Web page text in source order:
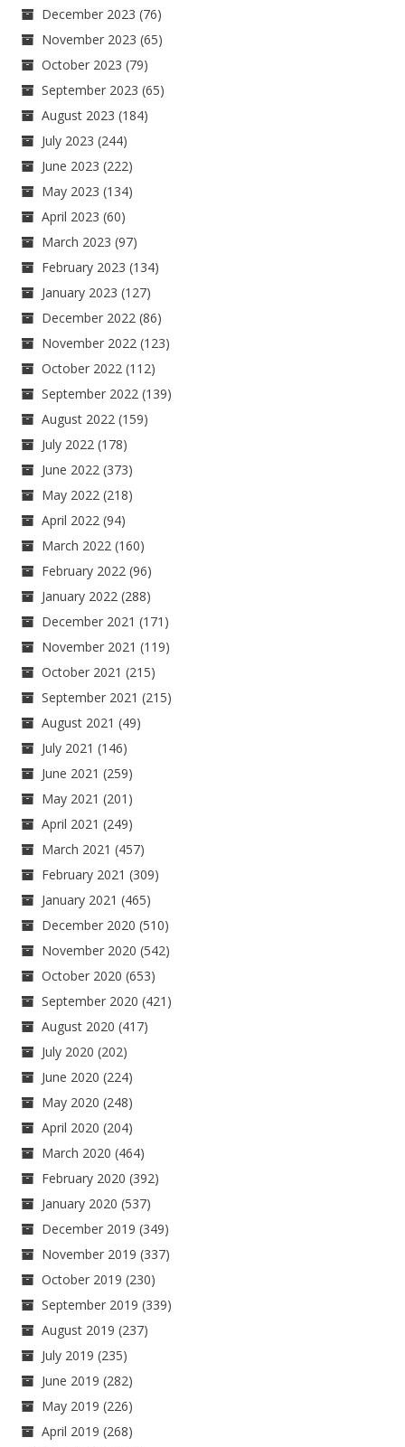
December 2023 (76)
November 2023 (65)
October 2023 (79)
September 2023 (65)
August 2023 (184)
July 2023 (244)
June 2023 (222)
May 2023 (134)
April 2023 (60)
March 2023 (97)
February 2023 (134)
January 2023 (127)
December 2022 (86)
November 2022 (123)
October 2022 (112)
September 2022 (139)
August 2022 (159)
July 2022 (178)
June 2022 (373)
May 2022 (218)
April 2022 (94)
March 2022 (160)
February 2022 (96)
January 2022 (288)
December 2021 (171)
November 2021 (119)
October 2021 (215)
September 2021 (215)
August 2021 (49)
July 2021 (146)
June 2021 (259)
May 2021 (201)
April 2021 (249)
March 2021 (457)
February 2021 (309)
January 2021 (465)
December 2020 (510)
November 2020 (542)
October 2020 (653)
September 2020 (421)
August 2020 (417)
July 2020 (202)
June 2020 (224)
May 2020 (248)
April 2020 (204)
March 2020 (464)
February 2020 (392)
January 2020 (537)
December 2019 (349)
November 2019 (337)
October 2019 (230)
September 2019 (339)
August 2019 (237)
July 2019 (235)
June 2019 (282)
May 2019 (226)
April 2019 (268)